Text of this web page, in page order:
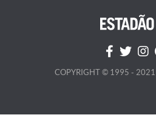
COPYRIGHT © 1995 - 2021